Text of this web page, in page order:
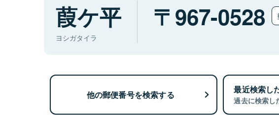
葭ケ平
ヨシガタイラ
967-0528
他の郵便番号を検索する 最近検索し
過去に検索し